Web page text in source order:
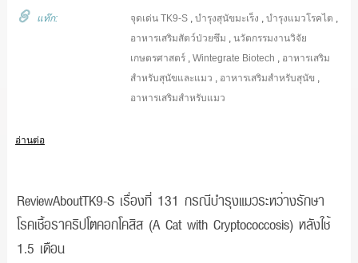
แท๊ก: จุดเด่น TK9-S ,บำรุงสุนัขมะเร็ง ,บำรุงแมวโรคไต ,
อาหารเสริมสัตว์ป่วยซึม ,นวัตกรรมงานวิจัย
เกษตรศาสตร์ ,Wintegrate Biotech , อาหารเสริม
สำหรับสุนัขและแมว , อาหารเสริมสำหรับสุนัข ,
อาหารเสริมสำหรับแมว
อ่านต่อ
ReviewAboutTK9-S เรื่องที่ 131 กรณีบำรุงแมวระหว่างรักษา
โรคเชื้อราคริปโตคอกโคสิส (A Cat with Cryptococcosis) หลังใช้
1.5 เดือน